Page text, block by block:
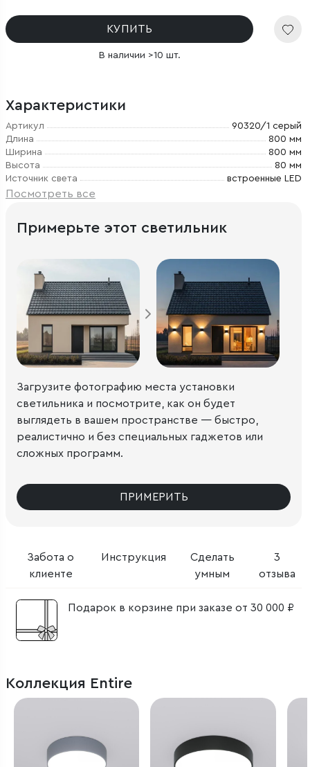
КУПИТЬ
В наличии >10 шт.
Характеристики
Артикул
90320/1 серый
Длина
800 мм
Ширина
800 мм
Высота
80 мм
Источник света
встроенные LED
Посмотреть все
Забота о
клиенте
Инструкция
Сделать
умным
3
отзыва
Подарок в корзине при заказе от 30 000 ₽
Примерьте этот светильник
Загрузите фотографию места установки
светильника и посмотрите, как он будет
выглядеть в вашем пространстве — быстро,
реалистично и без специальных гаджетов или
сложных программ.
ПРИМЕРИТЬ
Коллекция Entire